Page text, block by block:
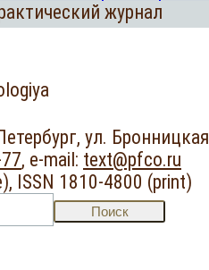
журнал
ул.
, e-mail: text@pfco.ru
ISSN 1810-4800 (print)
Поиск